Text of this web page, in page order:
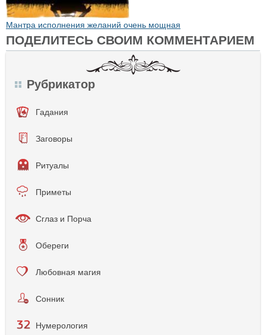
Мантра исполнения желаний очень мощная
ПОДЕЛИТЕСЬ СВОИМ КОММЕНТАРИЕМ
Рубрикатор
Гадания
Заговоры
Ритуалы
Приметы
Сглаз и Порча
Обереги
Любовная магия
Сонник
Нумерология